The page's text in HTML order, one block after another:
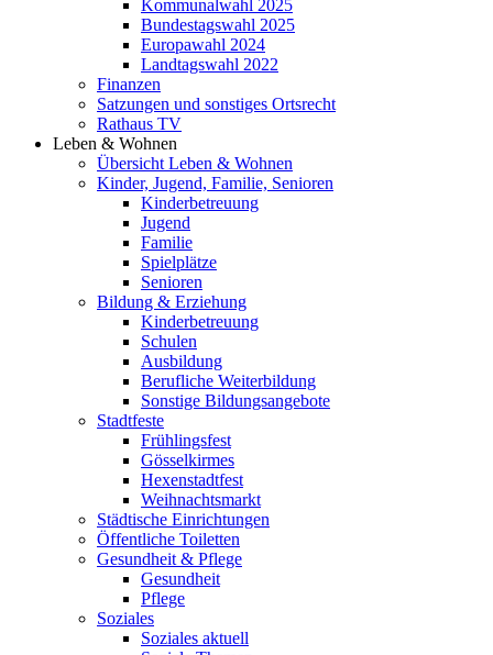
Kommunalwahl 2025
Bundestagswahl 2025
Europawahl 2024
Landtagswahl 2022
Finanzen
Satzungen und sonstiges Ortsrecht
Rathaus TV
Leben & Wohnen
Übersicht Leben & Wohnen
Kinder, Jugend, Familie, Senioren
Kinderbetreuung
Jugend
Familie
Spielplätze
Senioren
Bildung & Erziehung
Kinderbetreuung
Schulen
Ausbildung
Berufliche Weiterbildung
Sonstige Bildungsangebote
Stadtfeste
Frühlingsfest
Gösselkirmes
Hexenstadtfest
Weihnachtsmarkt
Städtische Einrichtungen
Öffentliche Toiletten
Gesundheit & Pflege
Gesundheit
Pflege
Soziales
Soziales aktuell